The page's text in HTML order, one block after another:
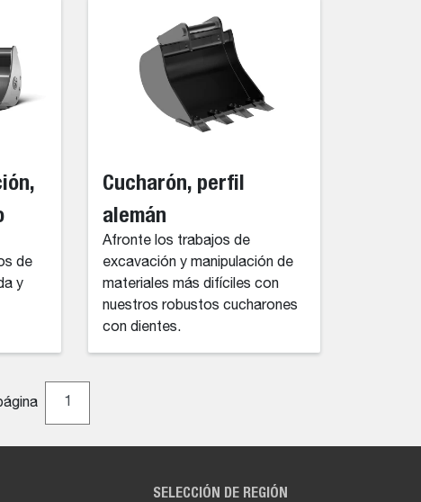
de
y
Cucharón, perfil
alemán
Afronte los trabajos de
excavación y manipulación de
materiales más difíciles con
nuestros robustos cucharones
con dientes.
SELECCIÓN DE REGIÓN